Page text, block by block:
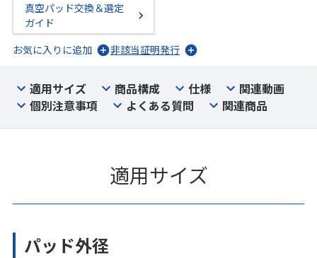
真空パッド交換＆選定
ガイド
お気に入りに追加
非該当証明発行
適用サイズ 商品構成 仕様
関連動画
個別注意事項
よくある質問 関連商品
適用サイズ
パッド外径